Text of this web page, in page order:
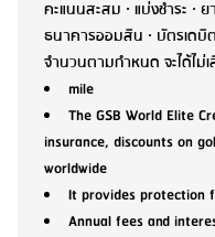
คะแนนสะสม · แบ่งชำระ ·
ธนาคารออมสิน · บัตรเดบิต
จำนวนตามกำหนด จะได้ไม่
mile
The GSB World Elite
insurance, discounts on
worldwide
It provides protection
Annual fees and